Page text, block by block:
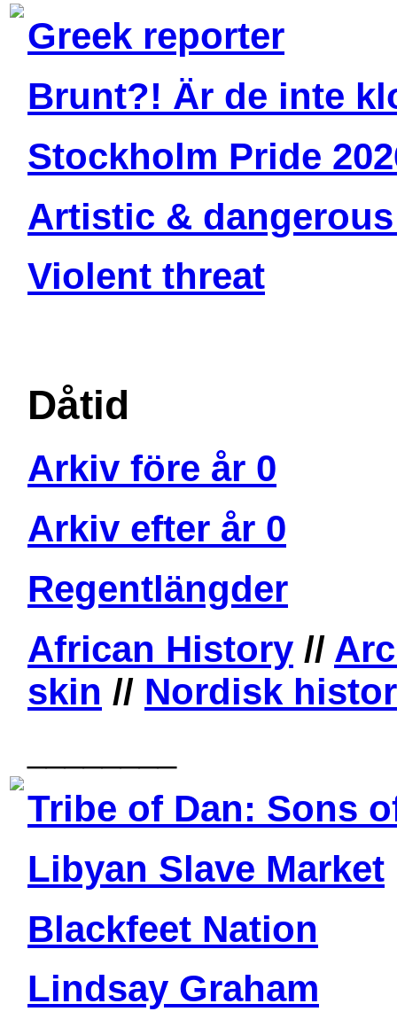
Greek reporter
Brunt?! Är de inte
Stockholm Pride
Artistic &
Violent threat
Dåtid
Arkiv före år 0
Arkiv efter år 0
Regentlängder
African History //
skin // Nordisk
Tribe of Dan: Sons
Libyan Slave Market
Blackfeet Nation
Lindsay Graham